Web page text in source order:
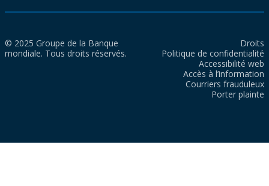
© 2025 Groupe de la Banque
mondiale. Tous droits réservés.
Droits
Politique de confidentialité
Accessibilité web
Accès à l’information
Courriers frauduleux
Porter plainte